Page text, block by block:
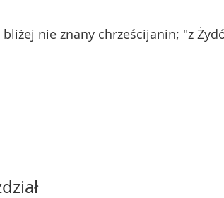
bliżej nie znany chrześcijanin; "z